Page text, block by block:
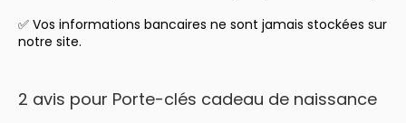
✅ Vos informations bancaires ne sont jamais stockées sur
notre site.
2 avis pour Porte-clés cadeau de naissance